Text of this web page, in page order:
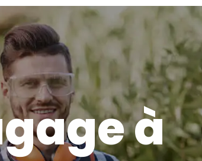
à